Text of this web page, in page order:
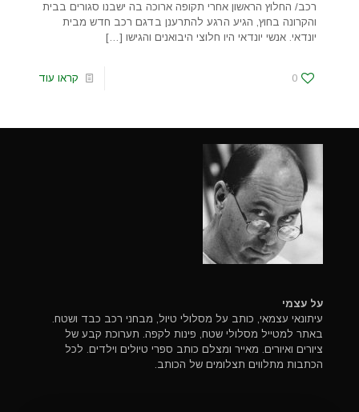
רכב/ החלוץ הראשון אחרי תקופה ארוכה בה ישבנו סגורים בבית
והקרונה בחוץ, הגיע הרגע להתרענן בדגם רכב חדש מבית
יונדאי. אנשי יונדאי היו חלוצי היבואנים והגישו […]
0 קראו עוד
על עצמי
עיתונאי עצמאי, כותב על מסלולי טיול, מבחני רכב כבד ושטח.
באתר למטייל מסלולי שטח, פינות לקפה. תערוכת קבע של
ציורים ואיורים. מאייר ומצלם כותב ספרי טיולים וילדים. לכל
הכתבות מתלווים תצלומים של הכותב.